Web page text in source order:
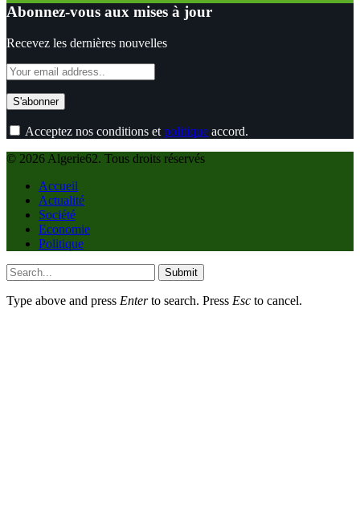
Abonnez-vous aux mises à jour
Recevez les dernières nouvelles
Acceptez nos conditions et politique accord.
© 2026 Algerie62. Tous droits réservés
Accueil
Actualité
Société
Economie
Politique
Submit
Type above and press Enterto search. Press Esc to cancel.